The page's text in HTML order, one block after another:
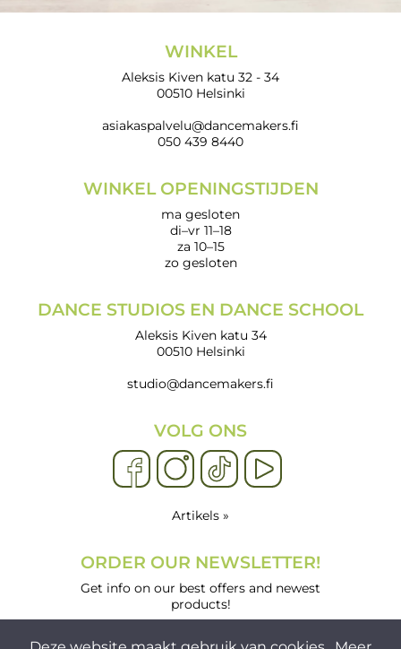
WINKEL
Aleksis Kiven katu 32 - 34
00510 Helsinki
asiakaspalvelu@dancemakers.fi
050 439 8440
WINKEL OPENINGSTIJDEN
ma gesloten
di–vr 11–18
za 10–15
zo gesloten
DANCE STUDIOS EN DANCE SCHOOL
Aleksis Kiven katu 34
00510 Helsinki
studio@dancemakers.fi
VOLG ONS
Artikels »
ORDER OUR NEWSLETTER!
Get info on our best offers and newest
products!